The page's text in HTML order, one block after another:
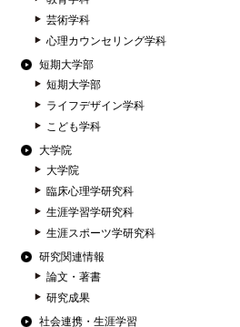
芸術学科
心理カウンセリング学科
短期大学部
短期大学部
ライフデザイン学科
こども学科
大学院
大学院
臨床心理学研究科
生涯学習学研究科
生涯スポーツ学研究科
研究関連情報
論文・著書
研究成果
社会連携・生涯学習